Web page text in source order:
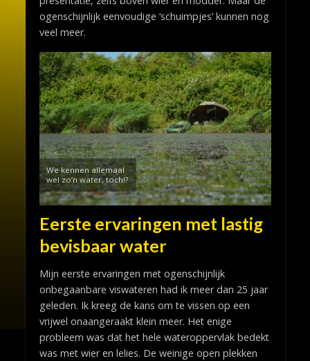
ogenschijnlijk eenvoudige ‘schuimpjes’ kunnen nog
veel meer.
We kennen allemaal
wel zo’n water, toch!?
Eerste ervaringen met lastig
bevisbaar water
Mijn eerste ervaringen met ogenschijnlijk
onbegaanbare viswateren had ik meer dan 25 jaar
geleden. Ik kreeg de kans om te vissen op een
vrijwel onaangeraakt klein meer. Het enige
probleem was dat het hele wateroppervlak bedekt
was met wier en lelies. De weinige open plekken